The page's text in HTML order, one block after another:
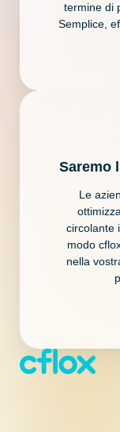
termine di
Semplice,
Saremo
Le
circolante
modo
nella